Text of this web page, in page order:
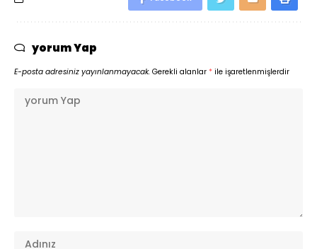
yorum Yap
E-posta adresiniz yayınlanmayacak. Gerekli alanlar * ile işaretlenmişlerdir